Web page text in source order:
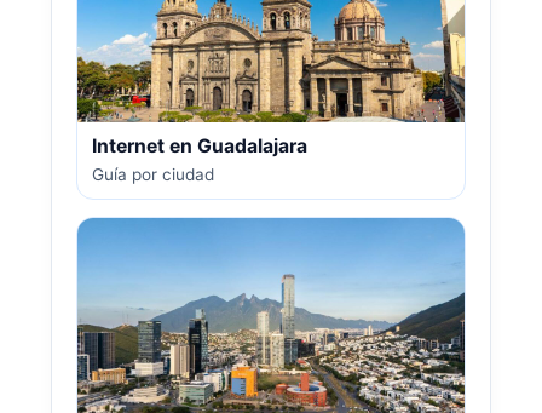
Internet en Guadalajara
Guía por ciudad